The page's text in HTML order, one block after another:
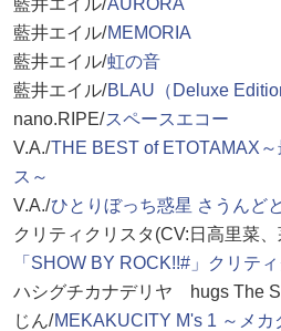
藍井エイル/AURORA
藍井エイル/MEMORIA
藍井エイル/虹の音
藍井エイル/BLAU（Deluxe
nano.RIPE/スペースエコー
V.A./THE BEST of ETOTAMAX
ス～
V.A./ひとりぼっち惑星 さうんど
クリティクリスタ(CV:日高里菜
「SHOW BY ROCK!!#」クリテ
ハシグチカナデリヤ hugs The
じん/MEKAKUCITY M's 1 ～メ